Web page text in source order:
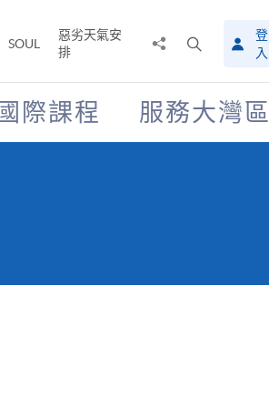
SOUL
惡劣天氣安
排
搜
尋
介
面
登
入
際課程 服務大灣區